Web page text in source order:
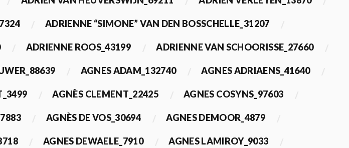
ADRIENNE “SIMONE” VAN DEN BOSSCHELLE_31207
ADRIENNE ROOS_43199 ADRIENNE VAN SCHOORISSE_27660
AGNES ADAM_132740 AGNES ADRIAENS_41640
AGNÈS CLEMENT_22425 AGNES COSYNS_97603
AGNÈS DE VOS_30694 AGNES DEMOOR_4879
AGNES DEWAELE_7910 AGNES LAMIROY_9033